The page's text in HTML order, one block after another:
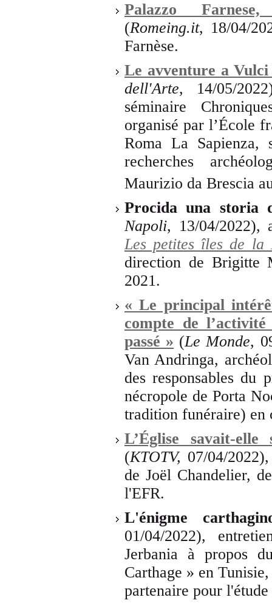
Palazzo
(Romeing.it, 18/04/
Farnèse.
Le avventure a
dell'Arte, 14/05/
séminaire
organisé par l’École
Roma La Sapienza,
recherches
Maurizio da Brescia
Procida una storia
Napoli, 13/04/2022),
Les petites îles de la
direction de Brigitte
2021.
« Le principal
compte de
passé » (Le Monde,
Van Andringa,
des responsables du
nécropole de Porta
tradition funéraire) en
L’Église savait-
(KTOTV, 07/04/
de Joël Chandelier,
l'EFR.
L'énigme
01/04/2022),
Jerbania à propos
Carthage » en
partenaire pour